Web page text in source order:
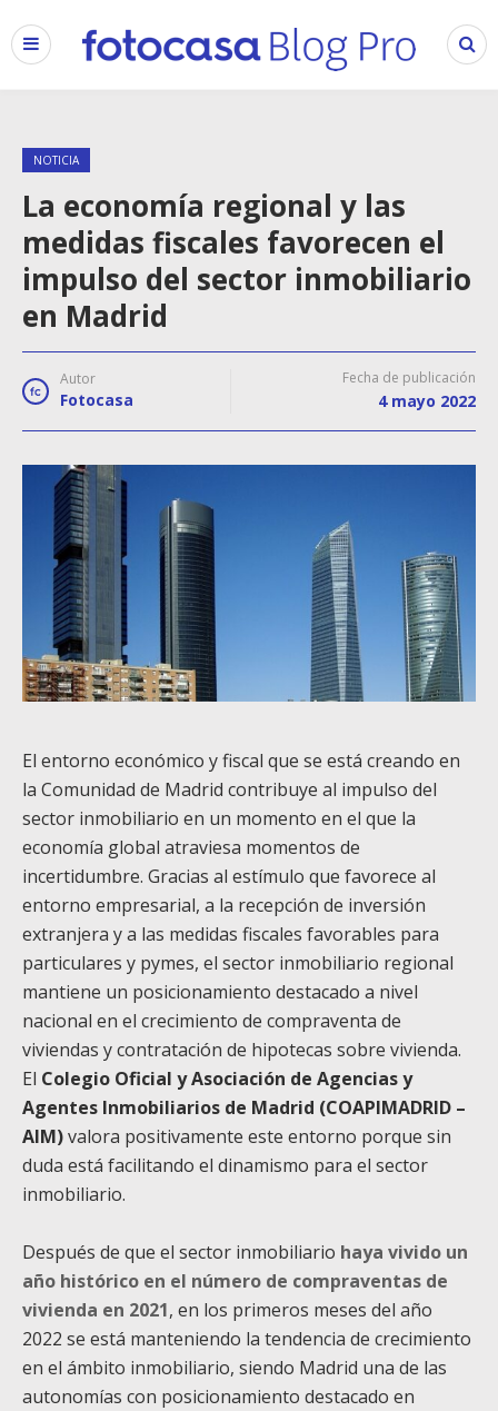
NOTICIA
La economía regional y las
medidas fiscales favorecen el
impulso del sector inmobiliario
en Madrid
Autor
Fotocasa
Fecha de publicación
4 mayo 2022
El entorno económico y fiscal que se está creando en
la Comunidad de Madrid contribuye al impulso del
sector inmobiliario en un momento en el que la
economía global atraviesa momentos de
incertidumbre. Gracias al estímulo que favorece al
entorno empresarial, a la recepción de inversión
extranjera y a las medidas fiscales favorables para
particulares y pymes, el sector inmobiliario regional
mantiene un posicionamiento destacado a nivel
nacional en el crecimiento de compraventa de
viviendas y contratación de hipotecas sobre vivienda.
El Colegio Oficial y Asociación de Agencias y
Agentes Inmobiliarios de Madrid (COAPIMADRID –
AIM)valora positivamente este entorno porque sin
duda está facilitando el dinamismo para el sector
inmobiliario.
Después de que el sector inmobiliario haya vivido un
año histórico en el número de compraventas de
vivienda en 2021, en los primeros meses del año
2022 se está manteniendo la tendencia de crecimiento
en el ámbito inmobiliario, siendo Madrid una de las
autonomías con posicionamiento destacado en